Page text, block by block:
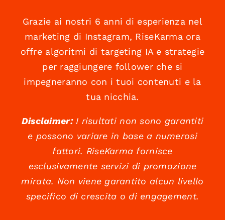
Grazie ai nostri 6 anni di esperienza nel
marketing di Instagram, RiseKarma ora
offre algoritmi di targeting IA e strategie
per raggiungere follower che si
impegneranno con i tuoi contenuti e la
tua nicchia.
Disclaimer:I risultati non sono garantiti
e possono variare in base a numerosi
fattori. RiseKarma fornisce
esclusivamente servizi di promozione
mirata. Non viene garantito alcun livello
specifico di crescita o di engagement.